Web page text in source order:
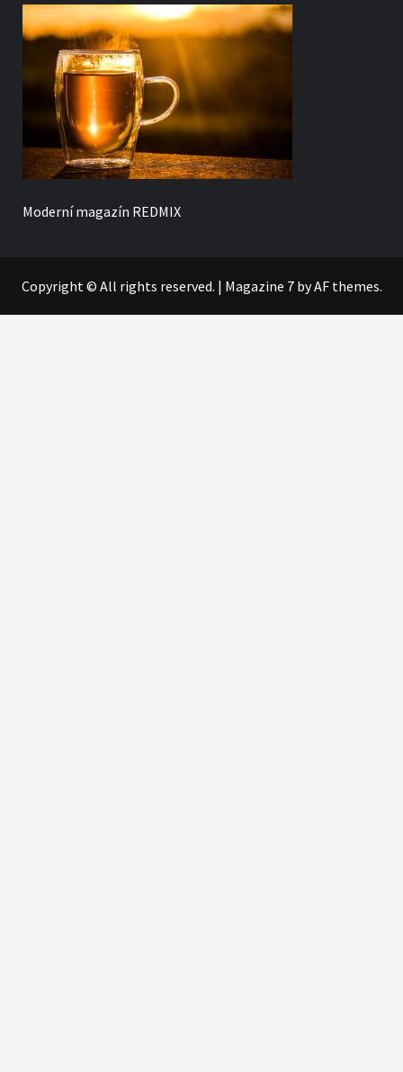
Moderní magazín REDMIX
Copyright © All rights reserved. | Magazine 7by AF themes.